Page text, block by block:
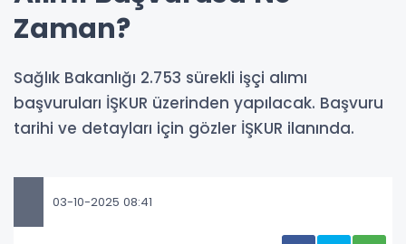
Zaman?
Sağlık Bakanlığı 2.753 sürekli işçi alımı
başvuruları İŞKUR üzerinden yapılacak. Başvuru
tarihi ve detayları için gözler İŞKUR ilanında.
03-10-2025 08:41